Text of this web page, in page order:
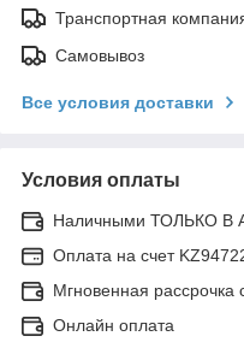
Транспортная
Самовывоз
Все условия доставки
Условия оплаты
Наличными ТОЛЬКО В
Оплата на счет
Мгновенная рассрочка
Онлайн оплата